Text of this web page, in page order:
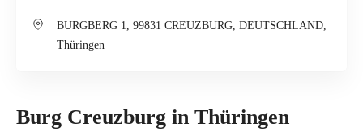
BURGBERG 1, 99831 CREUZBURG, DEUTSCHLAND,
Thüringen
Burg Creuzburg in Thüringen